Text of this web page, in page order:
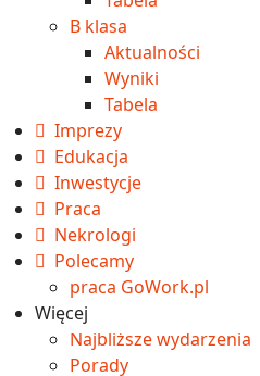
B klasa
Aktualności
Wyniki
Tabela
Imprezy
Edukacja
Inwestycje
Praca
Nekrologi
Polecamy
praca GoWork.pl
Więcej
Najbliższe wydarzenia
Porady